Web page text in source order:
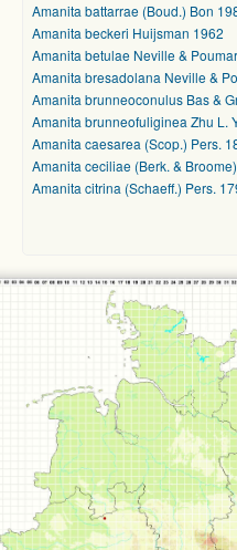
Amanita battarrae (Boud.) Bon
Amanita beckeri Huijsman 1962
Amanita betulae Neville &
Amanita bresadolana Neville &
Amanita brunneoconulus Bas &
Amanita brunneofuliginea Zhu L.
Amanita caesarea (Scop.) Pers.
Amanita ceciliae (Berk. &
Amanita citrina (Schaeff.) Pers.